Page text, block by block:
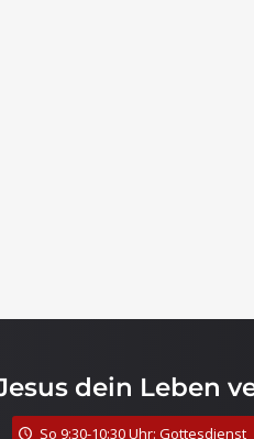
dein Leben
So 9:30-10:30 Uhr: Gottesdienst